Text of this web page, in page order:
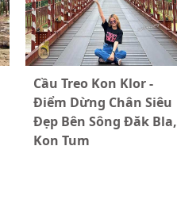
Cầu Treo Kon Klor -
Điểm Dừng Chân Siêu
Đẹp Bên Sông Đăk Bla,
Kon Tum